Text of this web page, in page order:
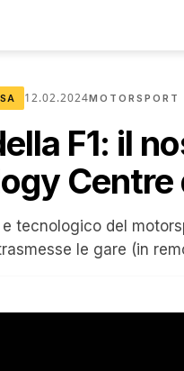
12.02.2024MOTORSPORT
F1: il
Centre
tecnologico del
le gare (in